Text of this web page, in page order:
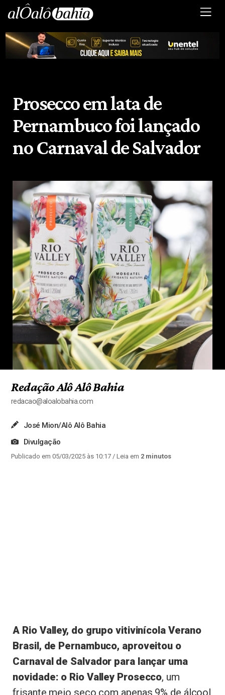
Prosecco em lata de
Pernambuco foi lançado
no Carnaval de Salvador
Redação Alô Alô Bahia
redacao@aloalobahia.com
José Mion/Alô Alô Bahia
Divulgação
Publicado em 05/03/2025 às 10:17/ Leia em 2 minutos
A Rio Valley, do grupo vitivinícola Verano
Brasil, de Pernambuco, aproveitou o
Carnaval de Salvador para lançar uma
novidade: o Rio Valley Prosecco, um
frisante meio seco com apenas 9% de álcool